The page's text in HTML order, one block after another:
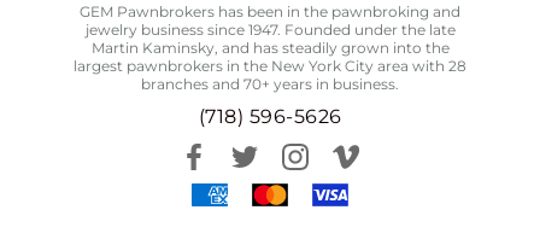
GEM Pawnbrokers has been in the pawnbroking and
jewelry business since 1947. Founded under the late
Martin Kaminsky, and has steadily grown into the
largest pawnbrokers in the New York City area with 28
branches and 70+ years in business.
(718) 596-5626